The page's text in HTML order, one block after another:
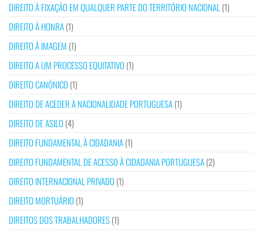
DIREITO À FIXAÇÃO EM QUALQUER PARTE DO TERRITÓRIO NACIONAL (1)
DIREITO À HONRA(1)
DIREITO À IMAGEM (1)
DIREITO A UM PROCESSO EQUITATIVO (1)
DIREITO CANÓNICO (1)
DIREITO DE ACEDER À NACIONALIDADE PORTUGUESA(1)
DIREITO DE ASILO (4)
DIREITO FUNDAMENTAL À CIDADANIA(1)
DIREITO FUNDAMENTAL DE ACESSO À CIDADANIA PORTUGUESA(2)
DIREITO INTERNACIONAL PRIVADO (1)
DIREITO MORTUÁRIO (1)
DIREITOS DOS TRABALHADORES(1)